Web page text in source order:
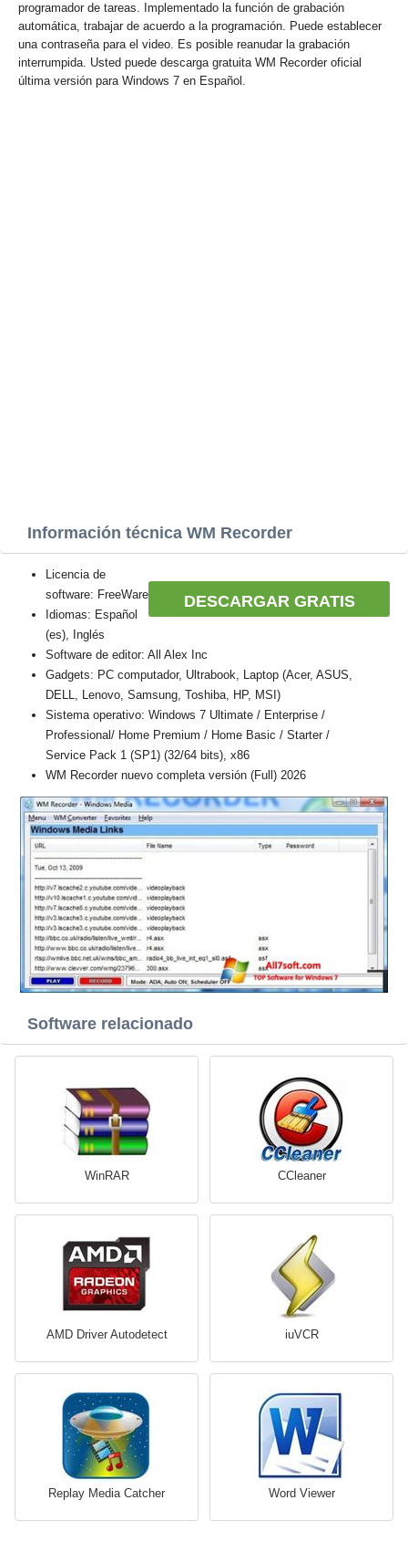
programador de tareas. Implementado la función de grabación
automática, trabajar de acuerdo a la programación. Puede establecer
una contraseña para el video. Es posible reanudar la grabación
interrumpida. Usted puede descarga gratuita WM Recorder oficial
última versión para Windows 7 en Español.
Información técnica WM Recorder
DESCARGAR GRATIS
Licencia de
software: FreeWare
Idiomas: Español
(es), Inglés
Software de editor: All Alex Inc
Gadgets: PC computador, Ultrabook, Laptop (Acer, ASUS,
DELL, Lenovo, Samsung, Toshiba, HP, MSI)
Sistema operativo: Windows 7 Ultimate / Enterprise /
Professional/ Home Premium / Home Basic / Starter /
Service Pack 1 (SP1) (32/64 bits), x86
WM Recorder nuevo completa versión (Full) 2026
Software relacionado
WinRAR CCleaner
AMD Driver Autodetect iuVCR
Replay Media Catcher Word Viewer